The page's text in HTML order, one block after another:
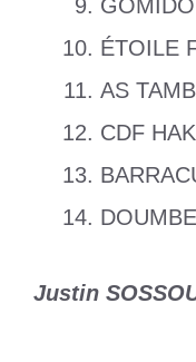
ÉTOILE
AS
CDF
Justin